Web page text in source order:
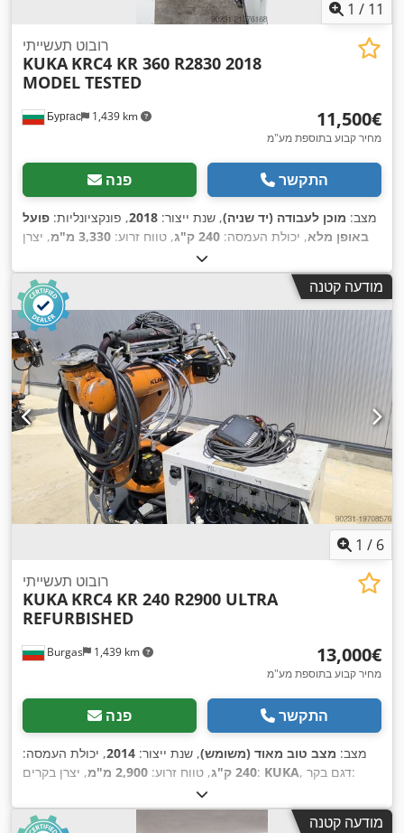
1 / 11
Бургас 1,439 km
רובוט תעשייתי
KUKA KRC4 KR 360 R2830 2018
MODEL TESTED
‏11,500 ‏€
מחיר קבוע בתוספת מע"מ
פנה התקשר
מצב: מוכן לעבודה (יד שניה), שנת ייצור: 2018, פונקציונליות: פועל
באופן מלא, יכולת העמסה: 240 ק"ג , טווח זרוע: 3,330 מ"מ
, יצרן
מודעה קטנה
1 / 6
Burgas 1,439 km
רובוט תעשייתי
KUKA KRC4 KR 240 R2900 ULTRA
REFURBISHED
‏13,000 ‏€
מחיר קבוע בתוספת מע"מ
פנה התקשר
מצב: מצב טוב מאוד (משומש), שנת ייצור: 2014, יכולת העמסה:
240 ק"ג
, טווח זרוע: 2,900 מ"מ , יצרן בקרים: KUKA
, דגם בקר:
מודעה קטנה